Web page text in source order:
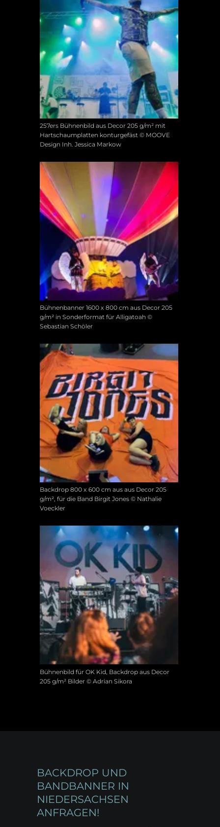
257ers Bühnenbild aus Decor 205 g/m² mit
Hartschaumplatten konturgefäst © MOOVE
Design Inh. Jessica Markow
Bühnenbanner 1600 x 800 cm aus Decor 205
g/m² in Sonderformat für Alligatoah ©
Sebastian Schöler
Backdrop 800 x 600 cm aus aus Decor 205
g/m², für die Band Birgit Jones © Nathalie
Voeckler
Bühnenbild für OK Kid, Backdrop aus Decor
205 g/m² Bilder © Adrian Sikora
BACKDROP UND
BANDBANNER IN
NIEDERSACHSEN
ANFRAGEN!